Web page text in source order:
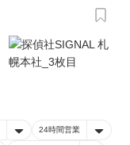
24時間営業